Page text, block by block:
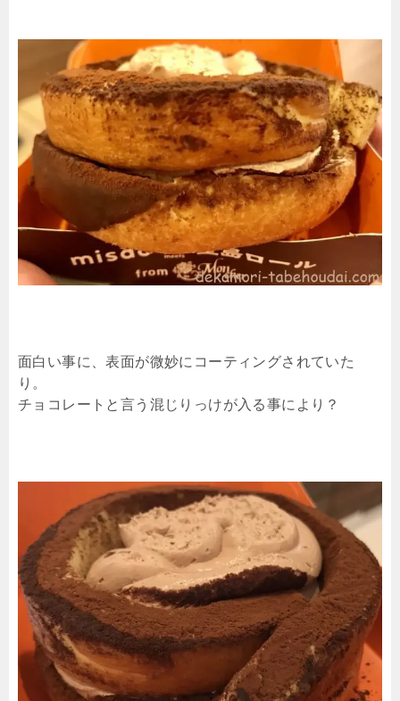
面白い事に、表面が微妙にコーティングされていた
り。
チョコレートと言う混じりっけが入る事により？